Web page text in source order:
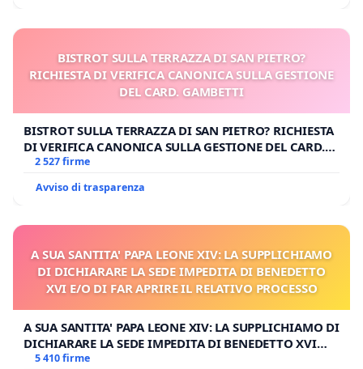
BISTROT SULLA TERRAZZA DI SAN PIETRO?
RICHIESTA DI VERIFICA CANONICA SULLA GESTIONE
DEL CARD. GAMBETTI
BISTROT SULLA TERRAZZA DI SAN PIETRO? RICHIESTA
DI VERIFICA CANONICA SULLA GESTIONE DEL CARD.
GAMBETTI
2 527 firme
Avviso di trasparenza
A SUA SANTITA' PAPA LEONE XIV: LA SUPPLICHIAMO
DI DICHIARARE LA SEDE IMPEDITA DI BENEDETTO
XVI E/O DI FAR APRIRE IL RELATIVO PROCESSO
A SUA SANTITA' PAPA LEONE XIV: LA SUPPLICHIAMO DI
DICHIARARE LA SEDE IMPEDITA DI BENEDETTO XVI
E/O DI FAR APRIRE IL RELATIVO PROCESSO
5 410 firme